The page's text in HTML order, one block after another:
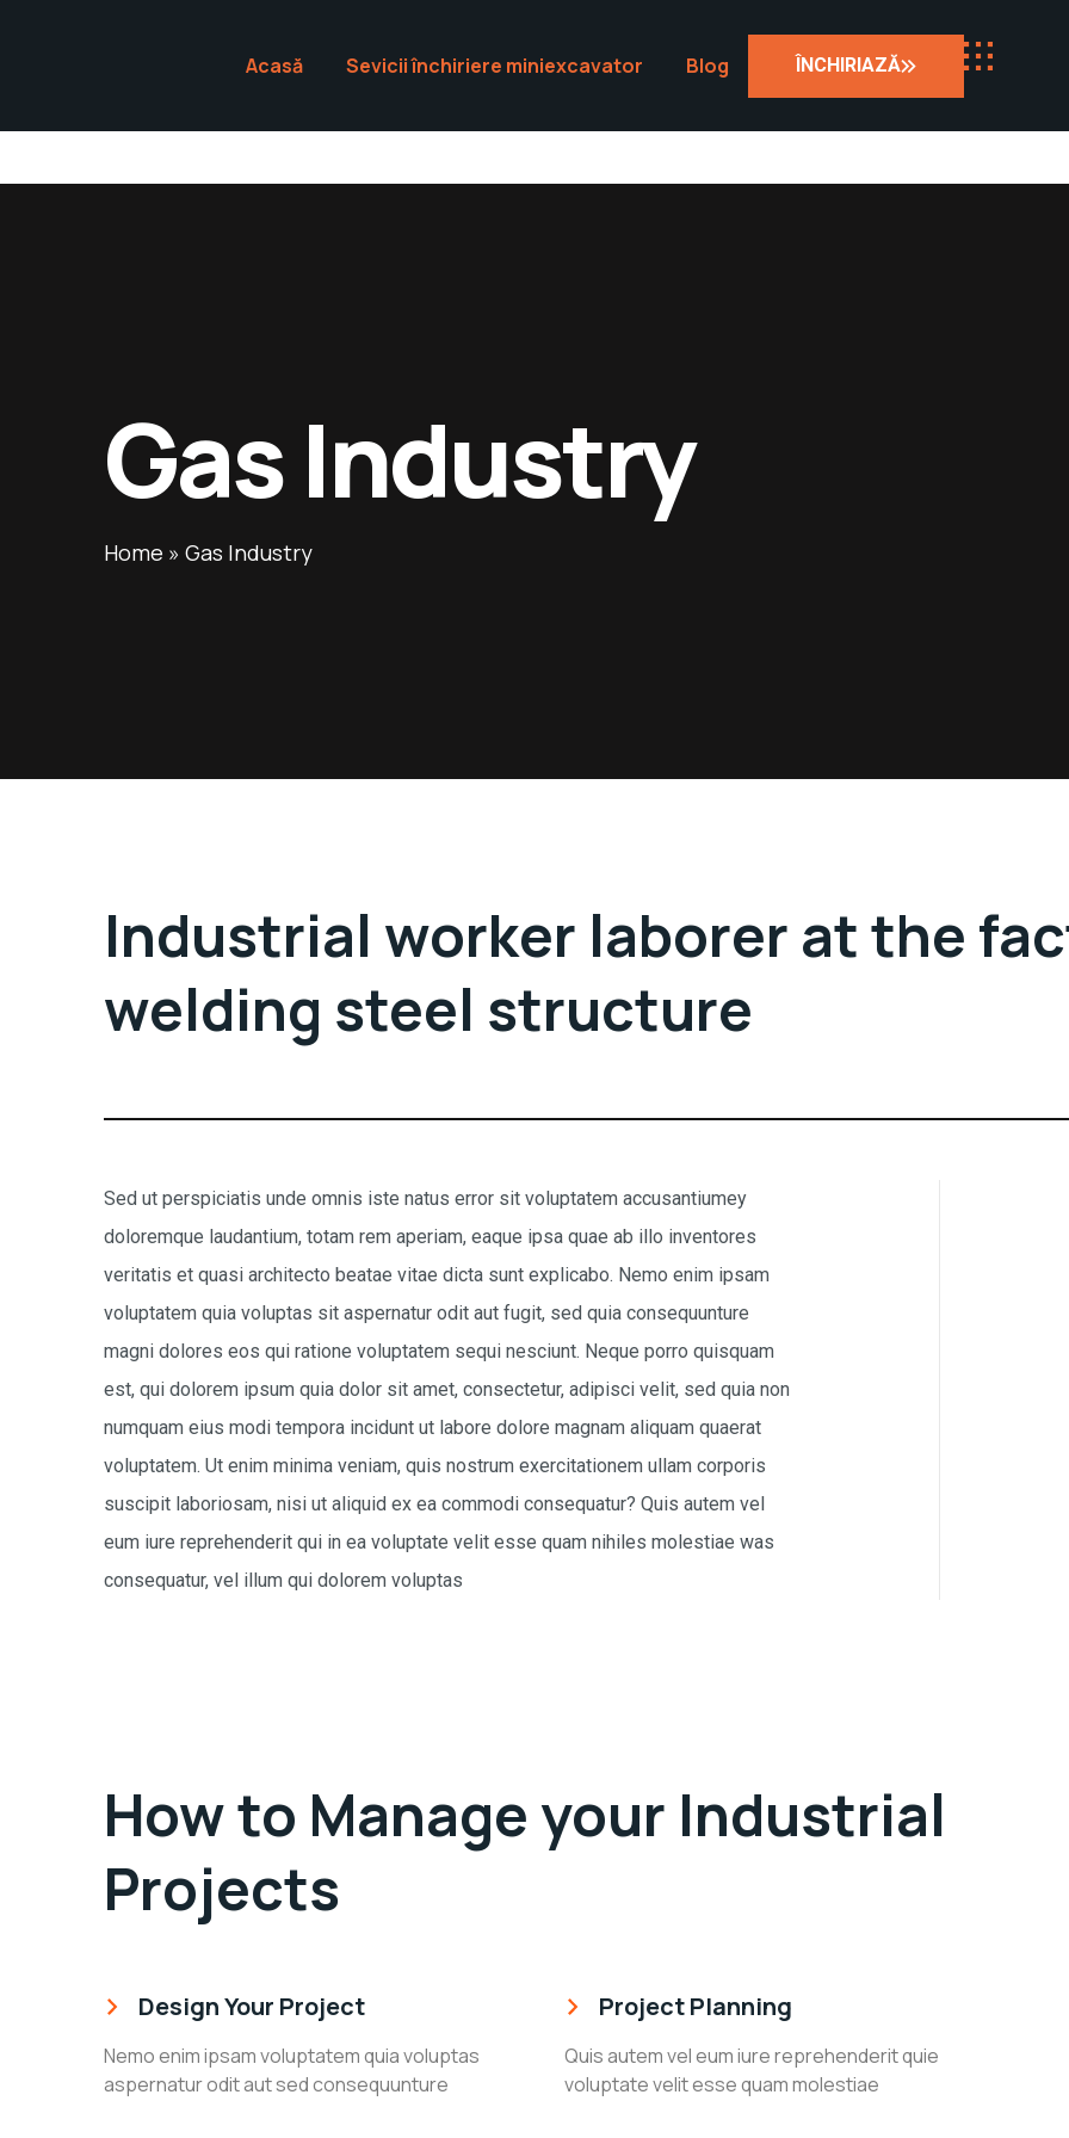
Acasă Sevicii închiriere miniexcavator Blog Contact
ÎNCHIRIAZĂ
Gas Industry
Home » Gas Industry
Industrial worker laborer at the
welding steel structure
Sed ut perspiciatis unde omnis iste natus error sit voluptatem accusantiumey
doloremque laudantium, totam rem aperiam, eaque ipsa quae ab illo inventores
veritatis et quasi architecto beatae vitae dicta sunt explicabo. Nemo enim ipsam
voluptatem quia voluptas sit aspernatur odit aut fugit, sed quia consequunture
magni dolores eos qui ratione voluptatem sequi nesciunt. Neque porro quisquam
est, qui dolorem ipsum quia dolor sit amet, consectetur, adipisci velit, sed quia non
numquam eius modi tempora incidunt ut labore dolore magnam aliquam quaerat
voluptatem. Ut enim minima veniam, quis nostrum exercitationem ullam corporis
suscipit laboriosam, nisi ut aliquid ex ea commodi consequatur? Quis autem vel
eum iure reprehenderit qui in ea voluptate velit esse quam nihiles molestiae was
consequatur, vel illum qui dolorem voluptas
How to Manage your Industrial
Projects
Design Your Project
Nemo enim ipsam voluptatem quia voluptas
aspernatur odit aut sed consequunture
Project Planning
Quis autem vel eum iure reprehenderit quie
voluptate velit esse quam molestiae